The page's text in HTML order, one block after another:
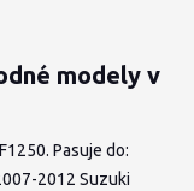
modely v
Pasuje do:
2012 Suzuki